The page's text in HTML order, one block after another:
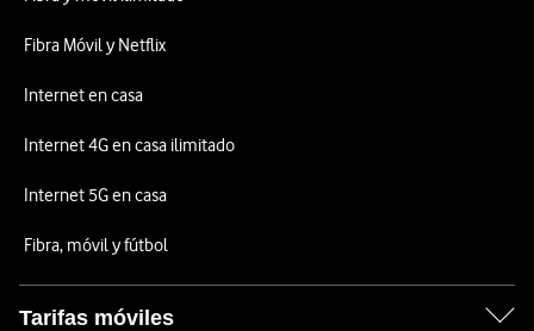
Fibra Móvil y Netflix
Internet en casa
Internet 4G en casa ilimitado
Internet 5G en casa
Fibra, móvil y fútbol
Tarifas móviles